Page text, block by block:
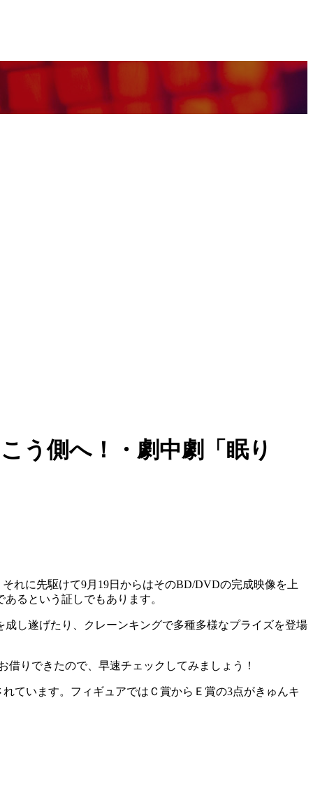
う側へ！・劇中劇「眠り
れに先駆けて9月19日からはそのBD/DVDの完成映像を上
るという証しでもあります。
し遂げたり、クレーンキングで多種多様なプライズを登場
りできたので、早速チェックしてみましょう！
ています。フィギュアではＣ賞からＥ賞の3点がきゅんキ